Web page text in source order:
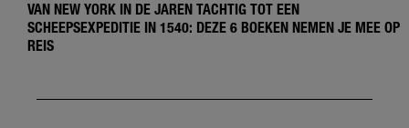
VAN NEW YORK IN DE JAREN TACHTIG TOT EEN
SCHEEPSEXPEDITIE IN 1540: DEZE 6 BOEKEN NEMEN JE MEE OP
REIS